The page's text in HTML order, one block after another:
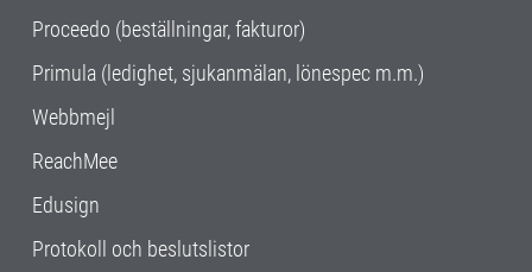
Proceedo (beställningar, fakturor)
Primula (ledighet, sjukanmälan, lönespec m.m.)
Webbmejl
ReachMee
Edusign
Protokoll och beslutslistor